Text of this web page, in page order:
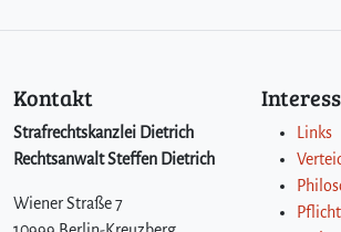
Kontakt
Strafrechtskanzlei Dietrich
Rechtsanwalt Steffen Dietrich
Wiener Straße 7
Links